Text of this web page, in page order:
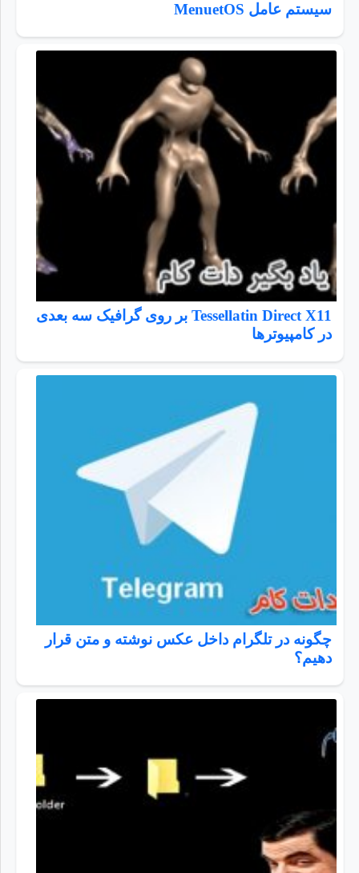
سیستم عامل MenuetOS
Tessellatin Direct X11 بر روی گرافیک سه بعدی
در کامپیوترها
چگونه در تلگرام داخل عکس نوشته و متن قرار
دهیم؟